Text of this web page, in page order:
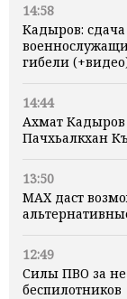
14:58
Кадыров:
гибели
14:44
Ахмат Кадыров
Пачхьалкхан
13:50
MAX даст
12:49
Силы ПВО за
беспилотников